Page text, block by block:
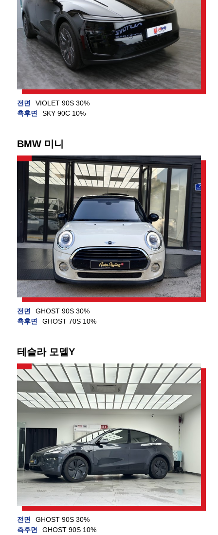
전면
VIOLET 90S 30%
측후면
SKY 90C 10%
BMW 미니
전면
GHOST 90S 30%
측후면
GHOST 70S 10%
테슬라 모델Y
전면
GHOST 90S 30%
측후면
GHOST 90S 10%